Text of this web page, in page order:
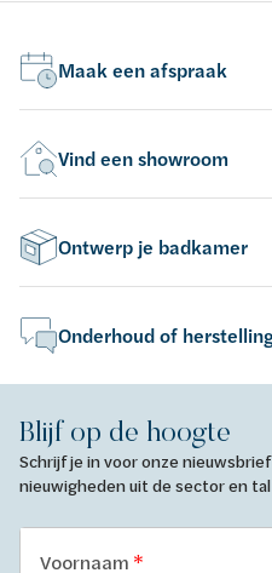
Maak een afspraak
Vind een showroom
Ontwerp je badkamer
Onderhoud of
Blijf op de hoogte
Schrijf je in voor onze
nieuwigheden uit de sector en
Voornaam